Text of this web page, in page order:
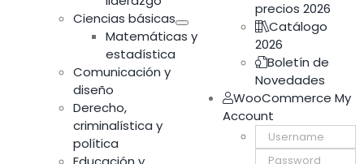
Ciencias básicas
Matemáticas y
estadística
Comunicación y
diseño
Derecho,
criminalística y
política
precios 2026
Catálogo
2026
Boletín de
Novedades
WooCommerce My
Account
Username:
Password: